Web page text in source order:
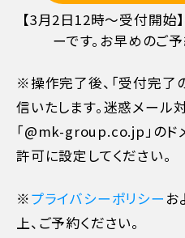
7日目に当たる日以前
旅行開始日の前日
旅行開始日の当日
旅行開始後又は無連
【3月2日12時～受付開始
ーです。お早めのご
※操作完了後、「受付完了
信いたします。迷惑メール
「@mk-group.co.jp」のド
許可に設定してください。
※プライバシーポリシーお
上、ご予約ください。